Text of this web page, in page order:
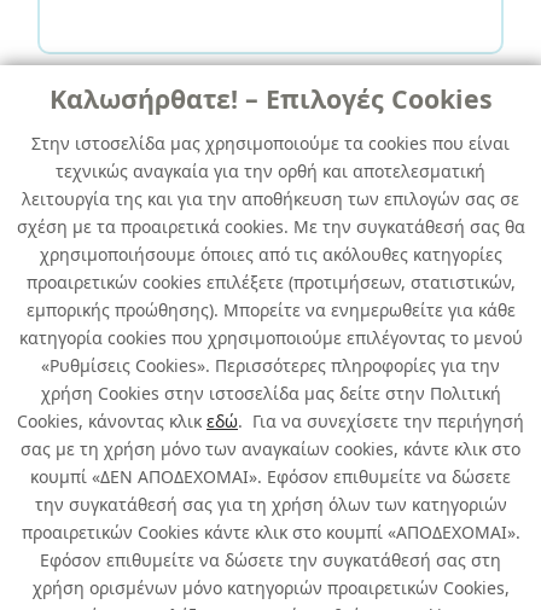
Καλωσήρθατε! – Επιλογές Cookies
Στην ιστοσελίδα μας χρησιμοποιούμε τα cookies που είναι
τεχνικώς αναγκαία για την ορθή και αποτελεσματική
λειτουργία της και για την αποθήκευση των επιλογών σας σε
σχέση με τα προαιρετικά cookies. Με την συγκατάθεσή σας θα
χρησιμοποιήσουμε όποιες από τις ακόλουθες κατηγορίες
προαιρετικών cookies επιλέξετε (προτιμήσεων, στατιστικών,
εμπορικής προώθησης). Μπορείτε να ενημερωθείτε για κάθε
κατηγορία cookies που χρησιμοποιούμε επιλέγοντας το μενού
«Ρυθμίσεις Cookies». Περισσότερες πληροφορίες για την
χρήση Cookies στην ιστοσελίδα μας δείτε στην Πολιτική
Cookies, κάνοντας κλικ εδώ. Για να συνεχίσετε την περιήγησή
σας με τη χρήση μόνο των αναγκαίων cookies, κάντε κλικ στο
κουμπί «ΔΕΝ ΑΠΟΔΕΧΟΜΑΙ». Εφόσον επιθυμείτε να δώσετε
την συγκατάθεσή σας για τη χρήση όλων των κατηγοριών
προαιρετικών Cookies κάντε κλικ στο κουμπί «ΑΠΟΔΕΧΟΜΑΙ».
Εφόσον επιθυμείτε να δώσετε την συγκατάθεσή σας στη
χρήση ορισμένων μόνο κατηγοριών προαιρετικών Cookies,
ΓENIKHΣ XPHΣHΣ
DUPLICOLOR NEXT silver metalic 400
ml
κωδ. 251223021
6τμχ/ συσκευασία
Άμεσα Διαθέσιμο
Σχετικά με εμάς
Χρήσιμα